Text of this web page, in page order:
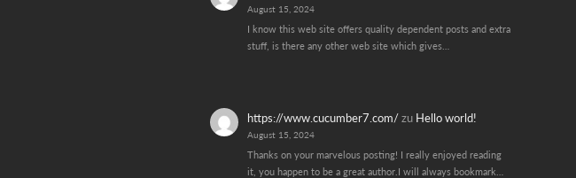
August 15, 2024
I know this web site offers quality dependent posts and extra
stuff, is there any other web site which gives…
https://www.cucumber7.com/zu Hello world!
August 15, 2024
Thanks on your marvelous posting! I really enjoyed reading
it, you happen to be a great author.I will always bookmark…